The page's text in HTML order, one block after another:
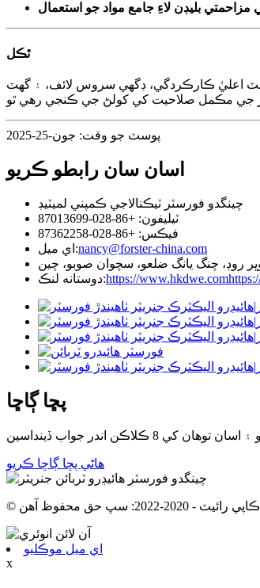
بليڊن لاءِ جامع مواد جو استعمال
ٿڪل
پلانٽ اعليٰ ڪارڪردگي، ڊگهي سروس لائف، ۽ گهٽ
پوسٽ جو وقت: جون-25-2025
اسان سان رابطو ڪريو
چينگدو فورسٽر ٽيڪنالاجي ڪمپني لميٽيڊ
ٽيليفون: +86-028-87013699
فيڪس: +86-028-87362258
اي ميل:nancy@forster-china.com
دوستانه لنڪ:https://www.hkdwe.com
پڇا ڳاڇا
هاڻي پڇا ڳاڇا ڪريو
اي ميل موڪليو
x